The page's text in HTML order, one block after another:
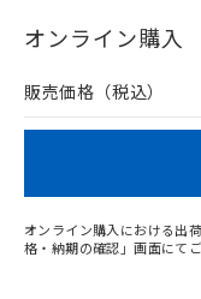
在庫等で未対応品
問い合わせください
オンライン購入
販売価格（税込）
オンライン購入における出
格・納期の確認」画面にて